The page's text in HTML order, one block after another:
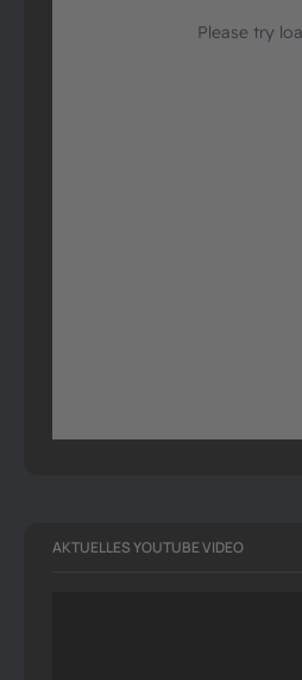
AKTUELLES YOUTUBE VIDEO